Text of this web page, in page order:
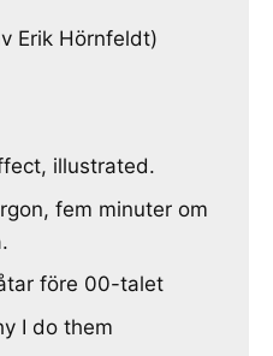
Erik Hörnfeldt)
illustrated.
fem minuter om
före 00-talet
I do them